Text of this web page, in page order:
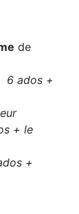
de
6 ados +
+ le
+